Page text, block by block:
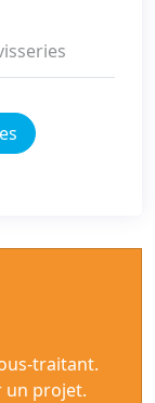
traitant.
un projet.